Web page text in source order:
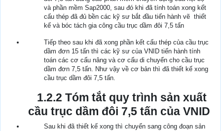
và phần mềm Sap2000, sau đó khi đã tính toán xong kết
cấu thép đã đủ bền các kỹ sư bắt đầu tiến hành vẽ thiết
kế và bóc tách gia công cầu trục dầm đôi 7,5 tấn
Tiếp theo sau khi đã xong phần kết cấu thép của cầu trục
dầm đơn 15 tấn thì các kỹ sư của VNID tiến hành tính
toán các cơ cấu nâng và cơ cấu di chuyển cho cầu trục
dầm đơn 7,5 tấn. Như vậy về cơ bản thì đã thiết kế xong
cầu trục dầm đôi 7,5 tấn.
1.2.2 Tóm tắt quy trình sản xuất
cầu trục dầm đôi 7,5 tấn của VNID
Sau khi đã thiết kế xong thì chuyển sang công đoạn sản